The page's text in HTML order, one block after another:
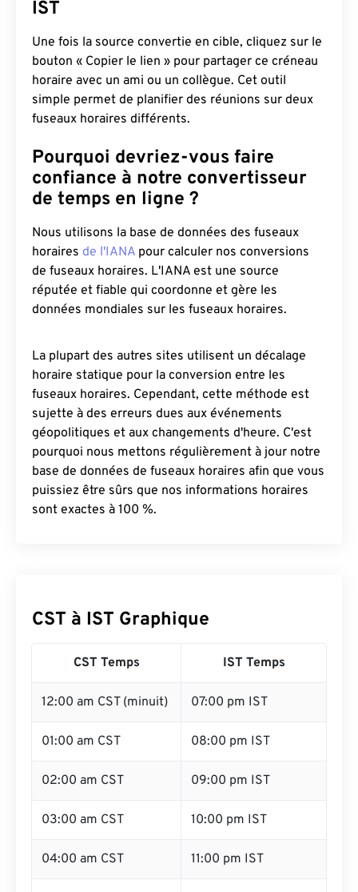
IST
Une fois la source convertie en cible, cliquez sur le
bouton « Copier le lien » pour partager ce créneau
horaire avec un ami ou un collègue. Cet outil
simple permet de planifier des réunions sur deux
fuseaux horaires différents.
Pourquoi devriez-vous faire
confiance à notre convertisseur
de temps en ligne ?
Nous utilisons la base de données des fuseaux
horaires de l'IANA pour calculer nos conversions
de fuseaux horaires. L'IANA est une source
réputée et fiable qui coordonne et gère les
données mondiales sur les fuseaux horaires.
La plupart des autres sites utilisent un décalage
horaire statique pour la conversion entre les
fuseaux horaires. Cependant, cette méthode est
sujette à des erreurs dues aux événements
géopolitiques et aux changements d'heure. C'est
pourquoi nous mettons régulièrement à jour notre
base de données de fuseaux horaires afin que vous
puissiez être sûrs que nos informations horaires
sont exactes à 100 %.
CST à IST Graphique
CST Temps IST Temps
12:00 am CST (minuit) 07:00 pm IST
01:00 am CST 08:00 pm IST
02:00 am CST 09:00 pm IST
03:00 am CST 10:00 pm IST
04:00 am CST 11:00 pm IST